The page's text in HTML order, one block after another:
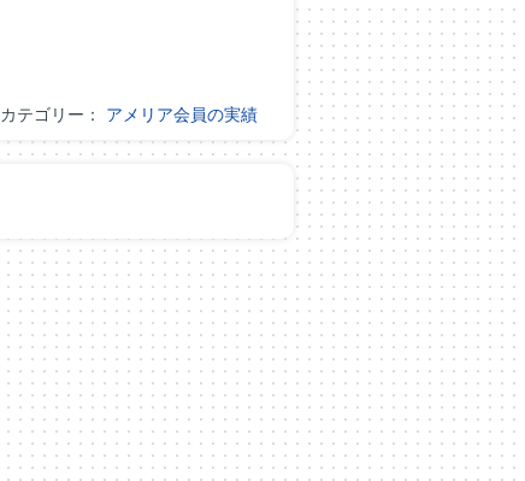
カテゴリー： アメリア会員の実績